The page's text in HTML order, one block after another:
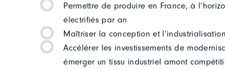
Permettre de produire en France, à
électrifiés par an
Maîtriser la conception et
Accélérer les investissements de
émerger un tissu industriel amont